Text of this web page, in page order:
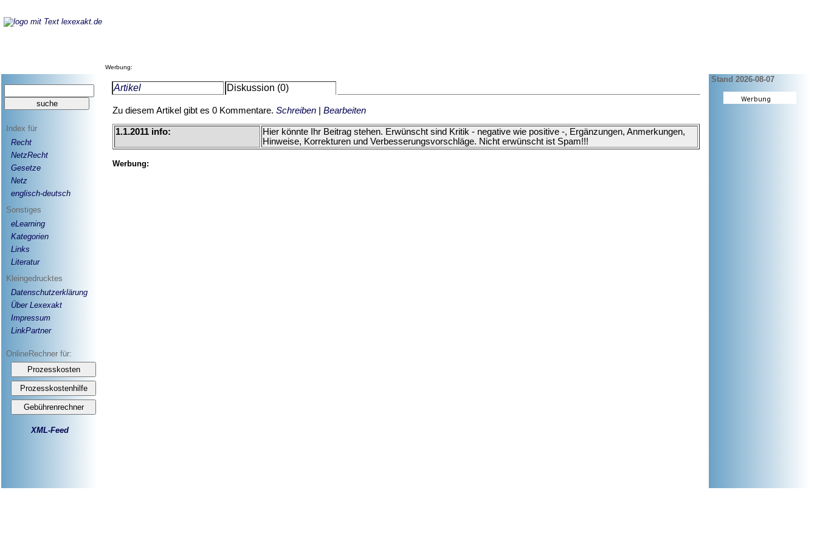
Werbung:
Index für
Recht
NetzRecht
Gesetze
Netz
englisch-deutsch
Sonstiges
eLearning
Kategorien
Links
Literatur
Kleingedrucktes
Datenschutzerklärung
Über Lexexakt
Impressum
LinkPartner
OnlineRechner für:
XML-Feed
Artikel Diskussion (0)
Zu diesem Artikel gibt es 0 Kommentare. Schreiben Bearbeiten
1.1.2011 info:
Hier könnte Ihr Beitrag stehen. Erwünscht sind Kritik - negative wie positive -, Ergänzungen, Anmerkungen,
Hinweise, Korrekturen und Verbesserungsvorschläge. Nicht erwünscht ist Spam!!!
Werbung:
Stand 2026-08-07